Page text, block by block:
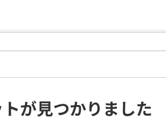
が見つかりました